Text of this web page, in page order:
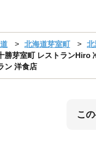
北海道芽室町
北
勝芽室町 レストラン
ン 洋食店
こ